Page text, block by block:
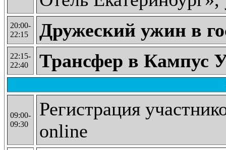
20:00-
22:15
Дружеский ужин в
22:15-
22:40
Трансфер в Кампус
09:00-
09:30
Регистрация
online